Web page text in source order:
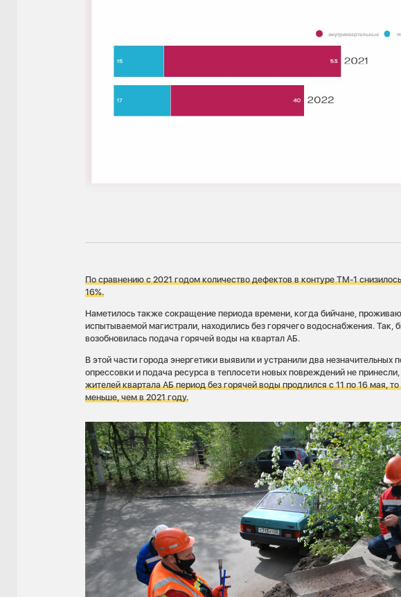
По сравнению с 2021 годом количество дефектов в контуре ТМ-1
16%.
Наметилось также сокращение периода времени, когда бийчане,
испытываемой магистрали, находились без горячего водоснабжения. Так,
возобновилась подача горячей воды на квартал АБ.
В этой части города энергетики выявили и устранили два незначительных
опрессовки и подача ресурса в теплосети новых повреждений не
жителейквартала АБ период без горячей воды продлился с 11 по 16 мая, то
меньше, чем в 2021 году.